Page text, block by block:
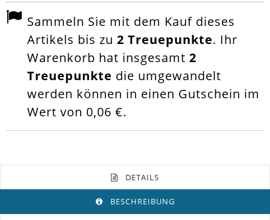
Sammeln Sie mit dem Kauf dieses
Artikels bis zu 2 Treuepunkte. Ihr
Warenkorb hat insgesamt 2
Treuepunkte die umgewandelt
werden können in einen Gutschein im
Wert von 0,06 €.
DETAILS
BESCHREIBUNG